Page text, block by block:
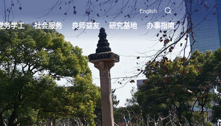
English
务学工 社会服务 良师益友 研究基地 办事指南